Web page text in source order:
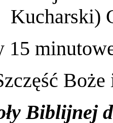
Kucharski)
15
Biblijnej